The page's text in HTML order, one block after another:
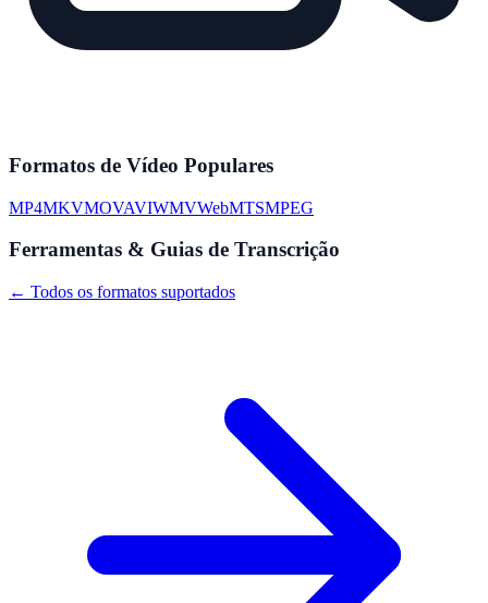
Formatos de Vídeo Populares
MP4MKVMOVAVIWMVWebMTSMPEG
Ferramentas & Guias de Transcrição
← Todos os formatos suportados